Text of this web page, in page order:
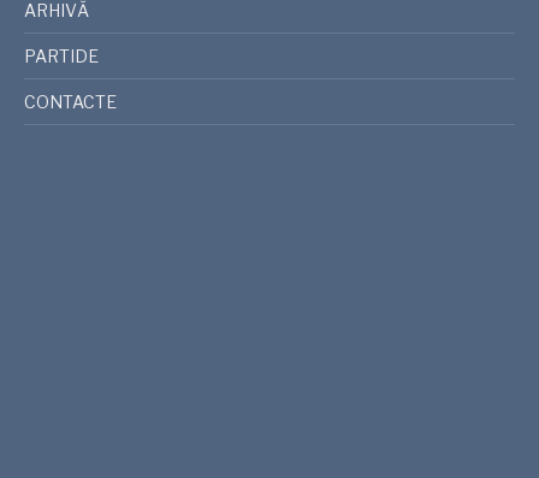
ARHIVĂ
PARTIDE
CONTACTE